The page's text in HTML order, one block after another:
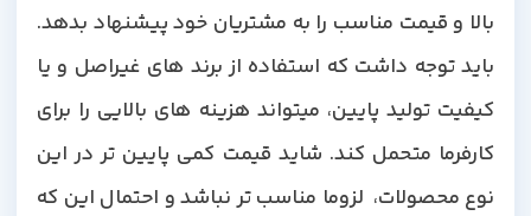
بالا و قیمت مناسب را به مشتریان خود پیشنهاد بدهد.
باید توجه داشت که استفاده از برند های غیراصل و یا
کیفیت تولید پایین، میتواند هزینه های بالایی را برای
کارفرما متحمل کند. شاید قیمت کمی پایین تر در این
نوع محصولات، لزوما مناسب تر نباشد و احتمال این که